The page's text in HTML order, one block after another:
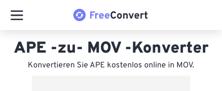
APE -zu- MOV -Konverter
Konvertieren Sie APE kostenlos online in MOV.